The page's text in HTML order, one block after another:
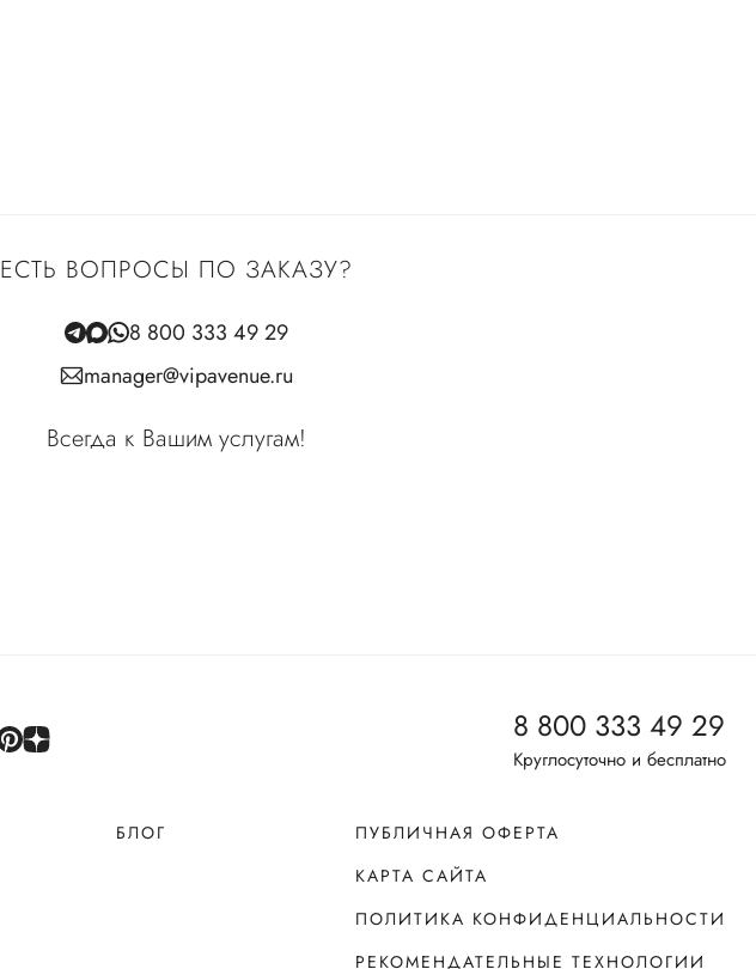
ЕСТЬ ВОПРОСЫ ПО ЗАКАЗУ?
8 800 333 49 29
manager@vipavenue.ru
Всегда к Вашим услугам!
8 800 333 49 29
Круглосуточно и бесплатно
БЛОГ
ПУБЛИЧНАЯ ОФЕРТА
КАРТА САЙТА
ПОЛИТИКА КОНФИДЕНЦИАЛЬНОСТИ
РЕКОМЕНДАТЕЛЬНЫЕ ТЕХНОЛОГИИ